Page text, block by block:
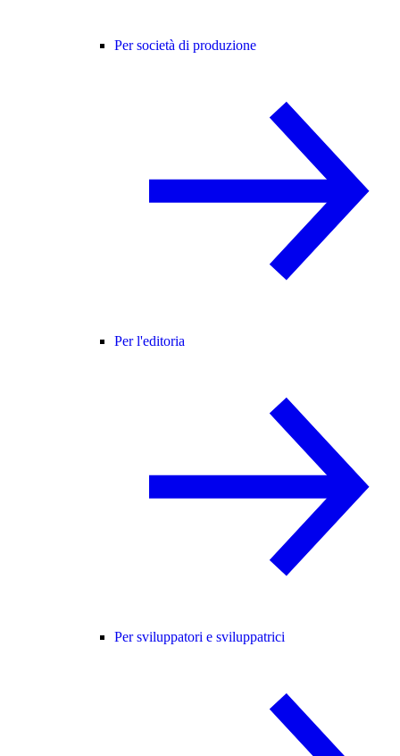
Per società di produzione
Per l'editoria
Per sviluppatori e sviluppatrici